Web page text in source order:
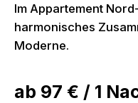
Im Appartement
harmonisches
Moderne.
ab 97 € / 1